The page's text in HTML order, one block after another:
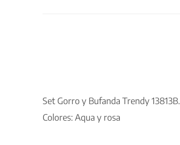
Set Gorro y Bufanda Trendy 13813B.
Colores: Aqua y rosa